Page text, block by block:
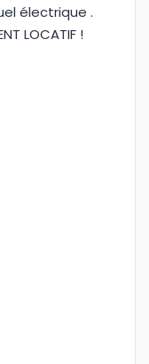
électrique .
LOCATIF !